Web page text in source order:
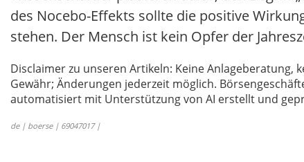
des Nocebo-Effekts sollte die positive
stehen. Der Mensch ist kein Opfer der
Disclaimer zu unseren Artikeln: Keine
Gewähr; Änderungen jederzeit möglich.
automatisiert mit Unterstützung von AI erstellt und
de | boerse | 69047017 |